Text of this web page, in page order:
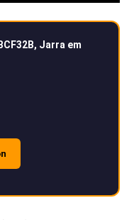
Jarra em